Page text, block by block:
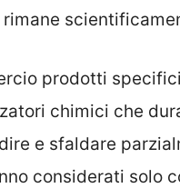
prodotti
chimici che
e sfaldare
considerati solo